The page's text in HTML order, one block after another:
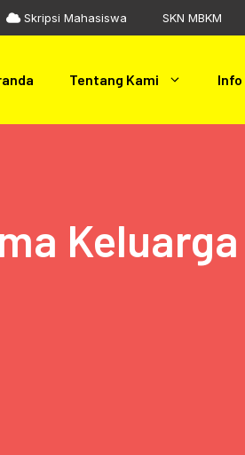
Skripsi Mahasiswa SKN MBKM
Tentang Kami Info